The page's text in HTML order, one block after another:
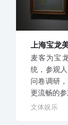
上海宝龙
麦客为宝
统，参观
问卷调研
更流畅的参
文体娱乐